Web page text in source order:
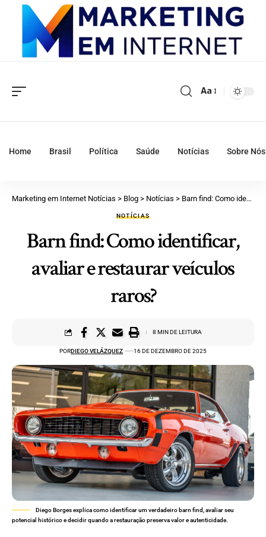
Aa
Home Brasil Política Saúde Notícias Sobre Nós
Marketing em Internet Notícias > Blog > Notícias > Barn find: Como identificar, avaliar e restaurar veículos raros?
NOTÍCIAS
Barn find: Como identificar,
avaliar e restaurar veículos
raros?
PORDIEGO VELÁZQUEZ 16 DE DEZEMBRO DE 2025
8 MIN DE LEITURA
Diego Borges explica como identificar um verdadeiro barn find, avaliar seu
potencial histórico e decidir quando a restauração preserva valor e autenticidade.